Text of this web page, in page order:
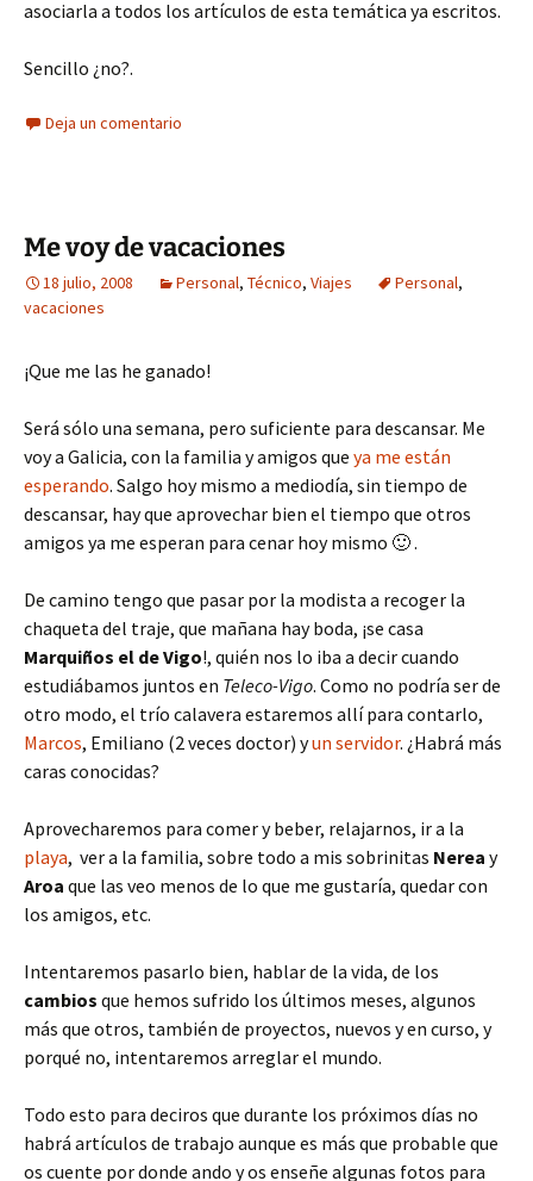
asociarla a todos los artículos de esta temática ya escritos.
Sencillo ¿no?.
Deja un comentario
Me voy de vacaciones
18 julio, 2008 Personal, Técnico, Viajes Personal,
vacaciones
¡Que me las he ganado!
Será sólo una semana, pero suficiente para descansar. Me
voy a Galicia, con la familia y amigos que ya me están
esperando. Salgo hoy mismo a mediodía, sin tiempo de
descansar, hay que aprovechar bien el tiempo que otros
amigos ya me esperan para cenar hoy mismo 🙂 .
De camino tengo que pasar por la modista a recoger la
chaqueta del traje, que mañana hay boda, ¡se casa
Marquiños el de Vigo!, quién nos lo iba a decir cuando
estudiábamos juntos en Teleco-Vigo. Como no podría ser de
otro modo, el trío calavera estaremos allí para contarlo,
Marcos, Emiliano (2 veces doctor) yun servidor. ¿Habrá más
caras conocidas?
Aprovecharemos para comer y beber, relajarnos, ir a la
playa, ver a la familia, sobre todo a mis sobrinitas Nerea y
Aroa que las veo menos de lo que me gustaría, quedar con
los amigos, etc.
Intentaremos pasarlo bien, hablar de la vida, de los
cambios que hemos sufrido los últimos meses, algunos
más que otros, también de proyectos, nuevos y en curso, y
porqué no, intentaremos arreglar el mundo.
Todo esto para deciros que durante los próximos días no
habrá artículos de trabajo aunque es más que probable que
os cuente por donde ando y os enseñe algunas fotos para